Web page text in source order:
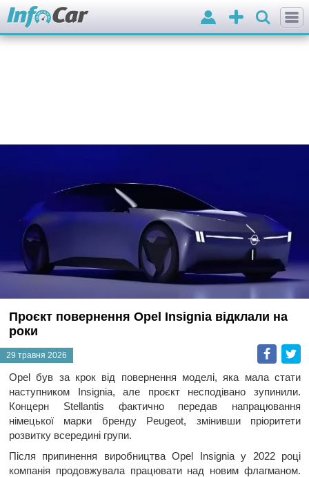
Додати
оголошення
Вхід
Проєкт повернення Opel Insignia відклали на
роки
29 травня 2026
Opel був за крок від повернення моделі, яка мала стати
наступником Insignia, але проєкт несподівано зупинили.
Концерн Stellantis фактично передав напрацювання
німецької марки бренду Peugeot, змінивши пріоритети
розвитку всередині групи.
Після припинення виробництва Opel Insignia у 2022 році
компанія продовжувала працювати над новим флагманом.